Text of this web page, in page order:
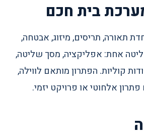
בית חכם
תאורה, תריסים, מיזוג, אבטחה,
אחת: אפליקציה, מסך שליטה,
קוליות. הפתרון מותאם לווילה,
אלחוטי או פרויקט יזמי.